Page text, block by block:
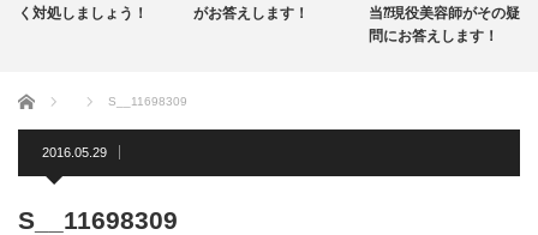
く対処しましょう！
がお答えします！
当⁇現役美容師がその疑
問にお答えします！
ホーム S__11698309
2016.05.29
S__11698309